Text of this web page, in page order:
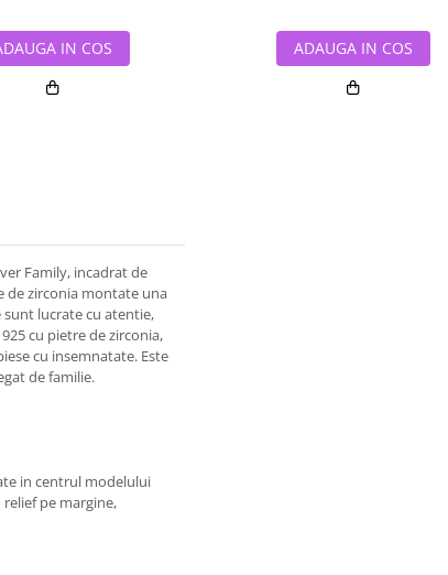
IN COS ADAUGA IN COS
Family, incadrat de
de zirconia montate una
lucrate cu atentie,
cu pietre de zirconia,
cu insemnatate. Este
de familie.
in centrul modelului
pe margine,